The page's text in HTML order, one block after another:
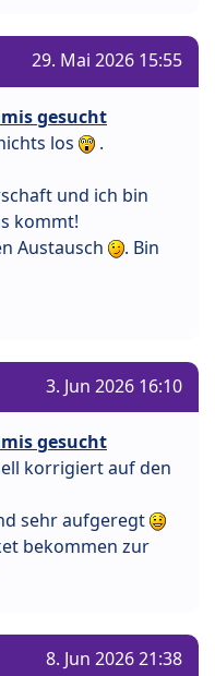
29. Mai 2026 15:55
gesucht
los
.
und ich bin
kommt!
Austausch
. Bin
3. Jun 2026 16:10
gesucht
korrigiert auf den
sehr aufgeregt
bekommen zur
8. Jun 2026 21:38